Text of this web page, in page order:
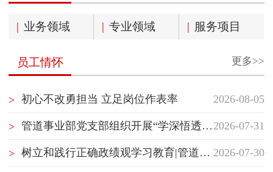
| 业务领域 | 专业领域 | 服务项目
更多>>
员工情怀
2026-08-05
> 初心不改勇担当 立足岗位作表率
2026-07-31
> 管道事业部党支部组织开展“学深悟透国企党建精神”主题党日活动
2026-07-30
> 树立和践行正确政绩观学习教育|管道事业部党支部开展“树立和践行正确政绩观”专题党课学习